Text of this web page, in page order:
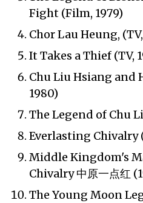
Fight (Film, 1979)
Chor Lau Heung,
It Takes a Thief (TV,
Chu Liu Hsiang and
1980)
The Legend of Chu
Everlasting Chivalry
Middle Kingdom's
Chivalry 中原一点红
The Young Moon